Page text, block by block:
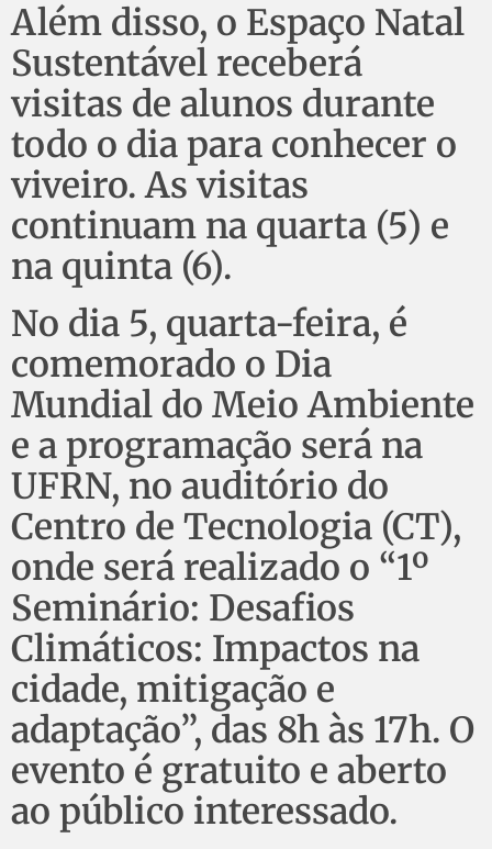
Além disso, o Espaço Natal
Sustentável receberá
visitas de alunos durante
todo o dia para conhecer o
viveiro. As visitas
continuam na quarta (5) e
na quinta (6).
No dia 5, quarta-feira, é
comemorado o Dia
Mundial do Meio Ambiente
e a programação será na
UFRN, no auditório do
Centro de Tecnologia (CT),
onde será realizado o “1º
Seminário: Desafios
Climáticos: Impactos na
cidade, mitigação e
adaptação”, das 8h às 17h. O
evento é gratuito e aberto
ao público interessado.